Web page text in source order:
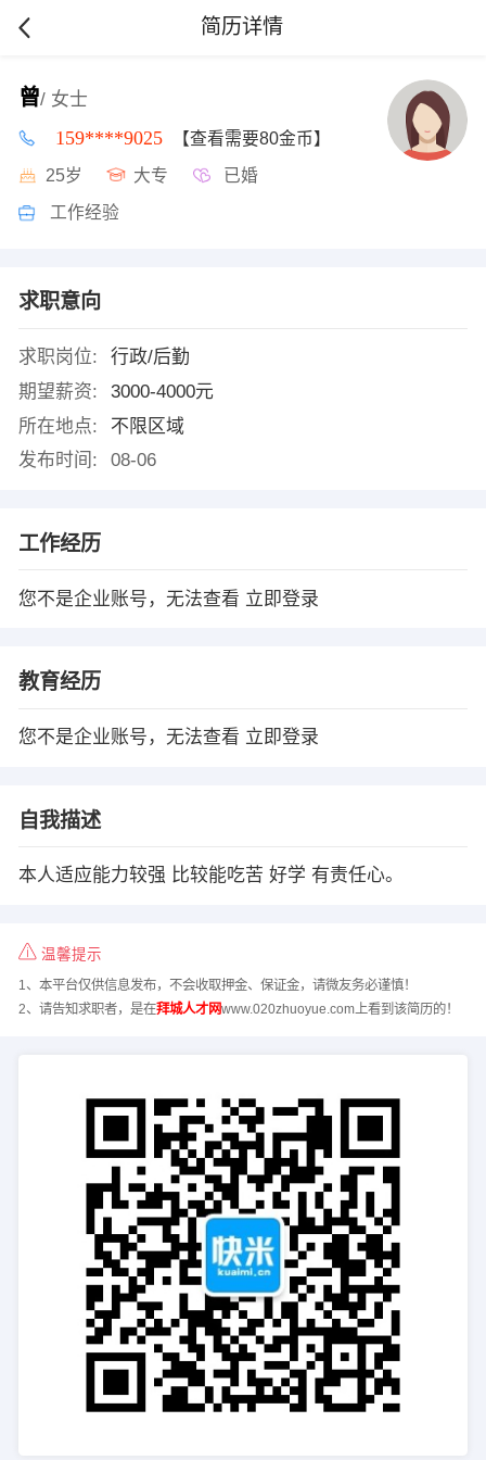
简历详情
曾/ 女士
159****9025 【查看需要80金币】
25岁 大专 已婚
工作经验
求职意向
求职岗位:
行政/后勤
期望薪资:
3000-4000元
所在地点:
不限区域
发布时间:
08-06
工作经历
您不是企业账号，无法查看 立即登录
教育经历
您不是企业账号，无法查看 立即登录
自我描述
本人适应能力较强 比较能吃苦 好学 有责任心。
温馨提示
1、本平台仅供信息发布，不会收取押金、保证金，请微友务必谨慎！
2、请告知求职者，是在拜城人才网www.020zhuoyue.com上看到该简历的！